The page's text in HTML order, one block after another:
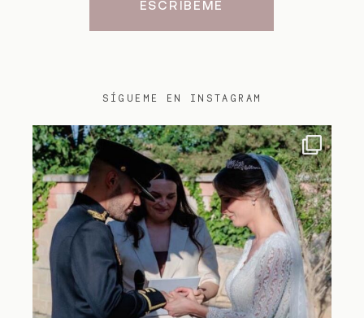
ESCRÍBEME
SÍGUEME EN INSTAGRAM
lorian.oficiantes